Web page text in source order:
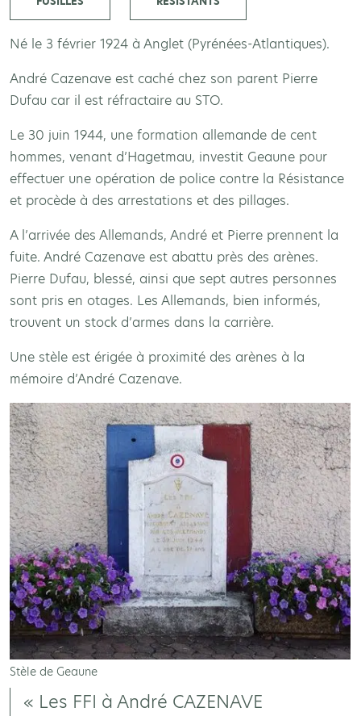
Né le 3 février 1924 à Anglet (Pyrénées-Atlantiques).
André Cazenave est caché chez son parent Pierre
Dufau car il est réfractaire au STO.
Le 30 juin 1944, une formation allemande de cent
hommes, venant d’Hagetmau, investit Geaune pour
effectuer une opération de police contre la Résistance
et procède à des arrestations et des pillages.
A l’arrivée des Allemands, André et Pierre prennent la
fuite. André Cazenave est abattu près des arènes.
Pierre Dufau, blessé, ainsi que sept autres personnes
sont pris en otages. Les Allemands, bien informés,
trouvent un stock d’armes dans la carrière.
Une stèle est érigée à proximité des arènes à la
mémoire d’André Cazenave.
Stèle de Geaune
« Les FFI à André CAZENAVE